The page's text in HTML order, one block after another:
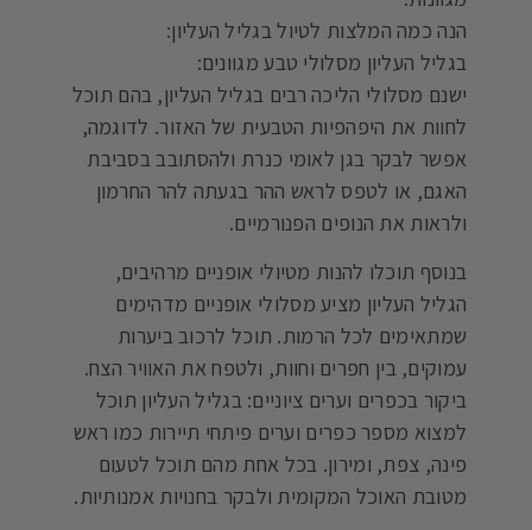
הנה כמה המלצות לטיול בגליל העליון:
בגליל העליון מסלולי טבע מגוונים:
ישנם מסלולי הליכה רבים בגליל העליון, בהם תוכל
לחוות את היפהפיות הטבעית של האזור. לדוגמה,
אפשר לבקר בגן לאומי כנרת ולהסתובב בסביבת
האגם, או לטפס לראש ההר בגעתה להר החרמון
ולראות את הנופים הפנורמיים.
בנוסף תוכלו להנות מטיולי אופניים מרהיבים,
הגליל העליון מציע מסלולי אופניים מדהימים
שמתאימים לכל הרמות. תוכל לרכוב ביערות
עמוקים, בין חפרים וחוות, ולטפח את האוויר הצח.
ביקור בכפרים וערים ציוניים: בגליל העליון תוכל
למצוא מספר כפרים וערים פיתחי תיירות כמו ראש
פינה, צפת, ומירון. בכל אחת מהם תוכל לטעום
מטובת האוכל המקומית ולבקר בחנויות אמנותיות.